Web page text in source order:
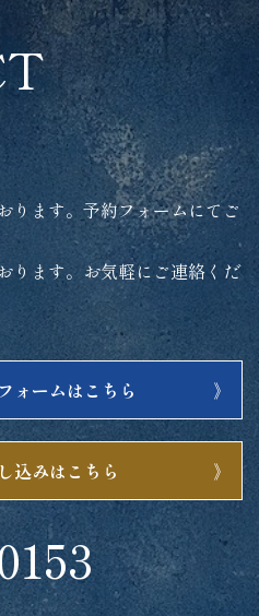
ります。予約フォームにてご
ります。お気軽にご連絡くだ
ォームはこちら
込みはこちら